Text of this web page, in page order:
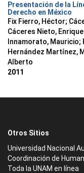
Presentación de la
Derecho en México
Fix Fierro, Héctor;
Cáceres Nieto, Enrique
Innamorato, Mauricio;
Hernández Martínez,
Alberto
2011
Otros Sitios
Universidad Nacional
Coordinación de
Toda la UNAM en línea